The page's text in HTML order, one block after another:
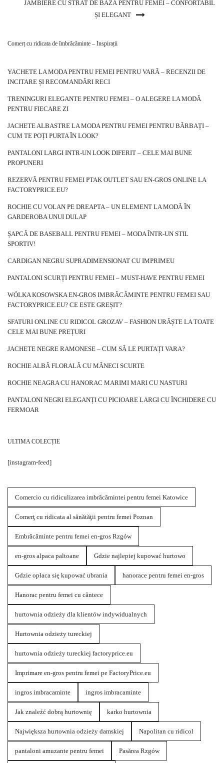
JAMBIERE CU STRAT DE BAZĂ PENTRU FEMEI – CONFORTABIL
ȘI ELEGANT
Comerț cu ridicata de îmbrăcăminte – Inspirații
YACHETE LA MODA PENTRU FEMEI PENTRU VARĂ – RECENZII DE
INCITARE ȘI RECOMANDĂRI RECI
TRENINGURI ELEGANTE PENTRU FEMEI – O ALEGERE LA MODĂ
PENTRU FIECARE ZI
JACHETE ALBASTRE LA MODA PENTRU FEMEI PENTRU BĂRBAȚI –
CUM TE POȚI PURTA ÎN LOOK?
PANTALONI LARGI INTR-UN LOOK DIFERIT – CELE MAI BUNE
PROPUNERI
REZERVĂ PENTRU FEMEI PTAK OUTLET SAU EN-GROS ONLINE LA
FACTORYPRICE.EU?
ROCHIE CU VOLAN PE DREAPTA – UN ELEMENT LA MODĂ ÎN
GARDEROBA UNUI DULAP
ȘAPCĂ DE BASEBALL PENTRU FEMEI – MODA ÎNTR-UN STIL
SPORTIV!
CARDIGAN NEGRU SUPRADIMENSIONAT CU IMPRIMEU
PANTALONI SCURȚI PENTRU FEMEI – MUST-HAVE PENTRU FEMEI
WÓLKA KOSOWSKA EN-GROS IMBRĂCĂMINTE PENTRU FEMEI SAU
FACTORYPRICE.EU? CE ESTE GREȘIT?
SFATURI ONLINE CU RIDICOL GROZAV – FASHION URĂȘTE LA TOATE
CELE MAI BUNE PREȚURI
JACHETE NEGRE RAMONESE – CUM SĂ LE PURTAȚI VARA?
ROCHIE ALBĂ FLORALĂ CU MÂNECI SCURTE
ROCHIE NEAGRA CU HANORAC MARIMI MARI CU NASTURI
PANTALONI NEGRI ELEGANȚI CU PICIOARE LARGI CU ÎNCHIDERE CU
FERMOAR
ULTIMA COLECȚIE
[instagram-feed]
Comercio cu ridiculizarea imbrăcămintei pentru femei Katowice
Comerţ cu ridicata al sănătăţii pentru femei Poznan
Embrăcăminte pentru femei en-gros Rzgów
en-gros alpaca paltoane Gdzie najlepiej kupować hurtowo
Gdzie opłaca się kupować ubrania hanorace pentru femei en-gros
Hanorac pentru femei cu cântece
hurtownia odzieży dla klientów indywidualnych
Hurtownia odzieży tureckiej
hurtownia odzieży tureckiej factoryprice.eu
Imprimare en-gros pentru femei pe FactoryPrice.eu
ingros imbracaminte ingros imbracaminte
Jak znaleźć dobrą hurtownię karko hurtownia
Największa hurtownia odzieży damskiej Napolitan cu ridicol
pantaloni amuzante pentru femei Pasărea Rzgów